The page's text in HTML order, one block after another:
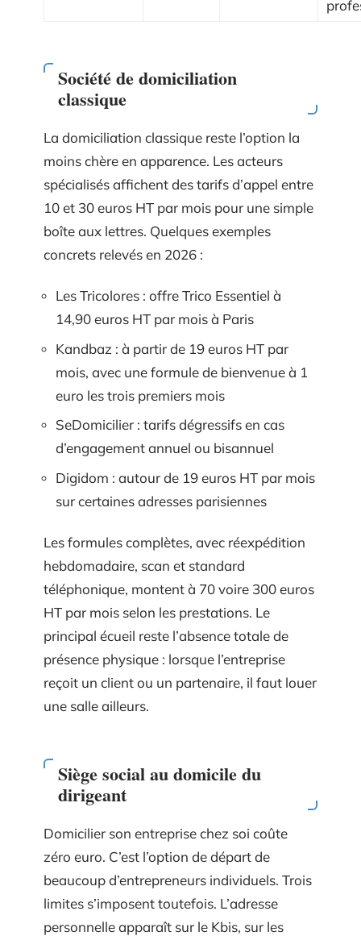
Société de domiciliation
classique
La domiciliation classique reste l’option la
moins chère en apparence. Les acteurs
spécialisés affichent des tarifs d’appel entre
10 et 30 euros HT par mois pour une simple
boîte aux lettres. Quelques exemples
concrets relevés en 2026 :
Les Tricolores : offre Trico Essentiel à
14,90 euros HT par mois à Paris
Kandbaz : à partir de 19 euros HT par
mois, avec une formule de bienvenue à 1
euro les trois premiers mois
SeDomicilier : tarifs dégressifs en cas
d’engagement annuel ou bisannuel
Digidom : autour de 19 euros HT par mois
sur certaines adresses parisiennes
Les formules complètes, avec réexpédition
hebdomadaire, scan et standard
téléphonique, montent à 70 voire 300 euros
HT par mois selon les prestations. Le
principal écueil reste l’absence totale de
présence physique : lorsque l’entreprise
reçoit un client ou un partenaire, il faut louer
une salle ailleurs.
Siège social au domicile du
dirigeant
Domicilier son entreprise chez soi coûte
zéro euro. C’est l’option de départ de
beaucoup d’entrepreneurs individuels. Trois
limites s’imposent toutefois. L’adresse
personnelle apparaît sur le Kbis, sur les